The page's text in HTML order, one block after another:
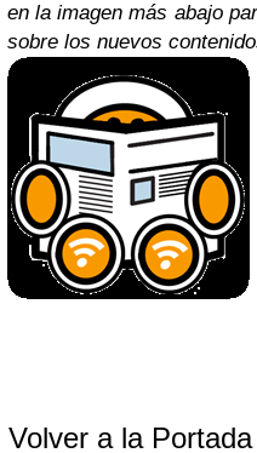
en la imagen más abajo
sobre los nuevos
Volver a la